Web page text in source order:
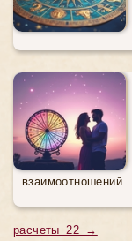
взаимоотношений.
расчеты 22 →